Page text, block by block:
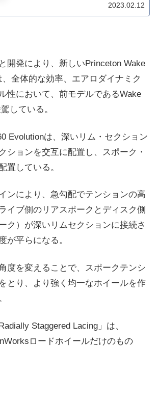
2023.02.12
開発により、新しいPrinceton Wake
全体的な効率、エアロダイナミク
性において、前モデルであるWake
している。
Evolutionは、深いリム・セクション
ションを交互に配置し、スポーク・
置している。
ンにより、急勾配でテンションの高
イブ側のリアスポークとディスク側
ク）が深いリムセクションに接続さ
が平らになる。
度を変えることで、スポークテンシ
とり、より強く均一なホイールを作
Staggered Lacing」は、
ロードホイールだけのもの